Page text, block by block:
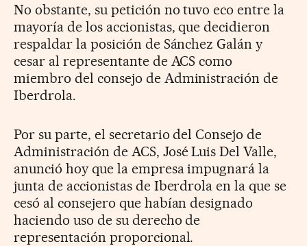
No obstante, su petición no tuvo eco entre la
mayoría de los accionistas, que decidieron
respaldar la posición de Sánchez Galán y
cesar al representante de ACS como
miembro del consejo de Administración de
Iberdrola.
Por su parte, el secretario del Consejo de
Administración de ACS, José Luis Del Valle,
anunció hoy que la empresa impugnará la
junta de accionistas de Iberdrola en la que se
cesó al consejero que habían designado
haciendo uso de su derecho de
representación proporcional.